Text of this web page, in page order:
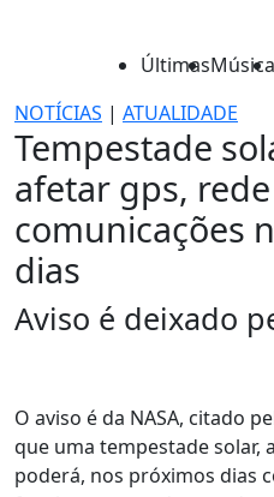
ÚltimasMúsica
NOTÍCIAS | ATUALIDADE
Tempestade
afetar gps,
comunicações
dias
Aviso é deixado
O aviso é da NASA, citado
que uma tempestade solar,
poderá, nos próximos dias